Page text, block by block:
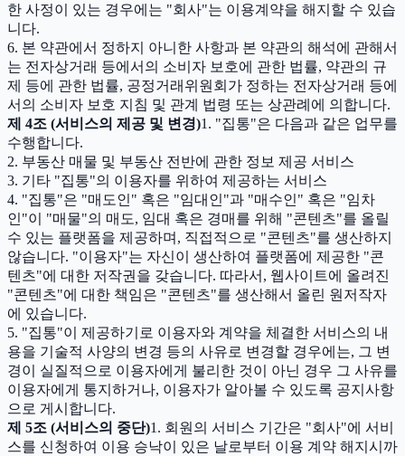
한 사정이 있는 경우에는 "회사"는 이용계약을 해지할 수 있습
니다.
6. 본 약관에서 정하지 아니한 사항과 본 약관의 해석에 관해서
는 전자상거래 등에서의 소비자 보호에 관한 법률, 약관의 규
제 등에 관한 법률, 공정거래위원회가 정하는 전자상거래 등에
서의 소비자 보호 지침 및 관계 법령 또는 상관례에 의합니다.
제 4조 (서비스의 제공 및 변경)1. "집통"은 다음과 같은 업무를
수행합니다.
2. 부동산 매물 및 부동산 전반에 관한 정보 제공 서비스
3. 기타 "집통"의 이용자를 위하여 제공하는 서비스
4. "집통"은 "매도인" 혹은 "임대인"과 "매수인" 혹은 "임차
인"이 "매물"의 매도, 임대 혹은 경매를 위해 "콘텐츠"를 올릴
수 있는 플랫폼을 제공하며, 직접적으로 "콘텐츠"를 생산하지
않습니다. "이용자"는 자신이 생산하여 플랫폼에 제공한 "콘
텐츠"에 대한 저작권을 갖습니다. 따라서, 웹사이트에 올려진
"콘텐츠"에 대한 책임은 "콘텐츠"를 생산해서 올린 원저작자
에 있습니다.
5. "집통"이 제공하기로 이용자와 계약을 체결한 서비스의 내
용을 기술적 사양의 변경 등의 사유로 변경할 경우에는, 그 변
경이 실질적으로 이용자에게 불리한 것이 아닌 경우 그 사유를
이용자에게 통지하거나, 이용자가 알아볼 수 있도록 공지사항
으로 게시합니다.
제 5조 (서비스의 중단)1. 회원의 서비스 기간은 "회사"에 서비
스를 신청하여 이용 승낙이 있은 날로부터 이용 계약 해지시까